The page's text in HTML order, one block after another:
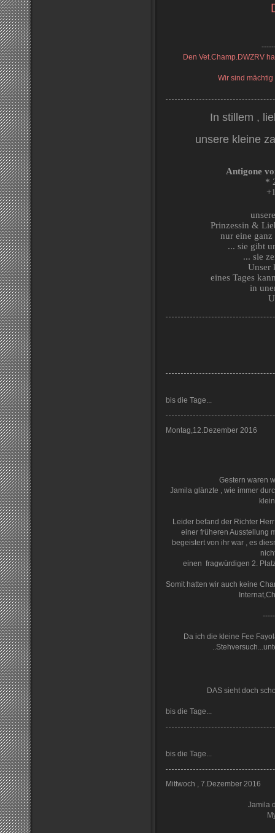
Den Vet.Champ.DWZRV
Wir sind
In stillem ,
unsere kleine
Antigone
*
Prinzessin &
nur eine
... sie gibt
... sie
Unser
eines Tages
in
bis die Tage...
Montag,12.Dezember 2016
Gestern waren
Jamila glänzte , wie immer
Leider befand der Richter
einer früheren Ausstellung
begeistert von ihr war , es
einen fragwürdigen 2.
Somit hatten wir auch keine
Da ich die kleine Fee
DAS sieht doch
bis die Tage...
bis die Tage...
Mittwoch , 7.Dezember 2016
Jamila